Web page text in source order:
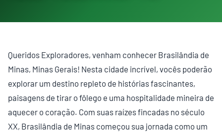
Queridos Exploradores, venham conhecer Brasilândia de
Minas, Minas Gerais! Nesta cidade incrível, vocês poderão
explorar um destino repleto de histórias fascinantes,
paisagens de tirar o fôlego e uma hospitalidade mineira de
aquecer o coração. Com suas raízes fincadas no século
XX, Brasilândia de Minas começou sua jornada como um